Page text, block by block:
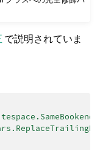
で説明されていま